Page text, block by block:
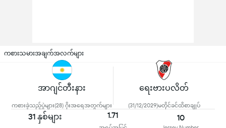
ကစားသမားအချက်အလက်များ
အာဂျင်တီးနား
ကစားခဲ့သည့်ပွဲများ(28) ဂိုးအရေအတွက်များ
ရေးဗားပလိတ်
(31/12/2029)မတိုင်ခင်ထိစာချုပ်
31 နှစ်များ 1.71 10